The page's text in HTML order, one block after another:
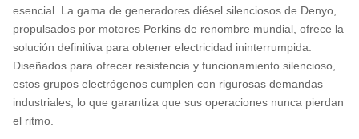
esencial. La gama de generadores diésel silenciosos de Denyo,
propulsados ​​por motores Perkins de renombre mundial, ofrece la
solución definitiva para obtener electricidad ininterrumpida.
Diseñados para ofrecer resistencia y funcionamiento silencioso,
estos grupos electrógenos cumplen con rigurosas demandas
industriales, lo que garantiza que sus operaciones nunca pierdan
el ritmo.